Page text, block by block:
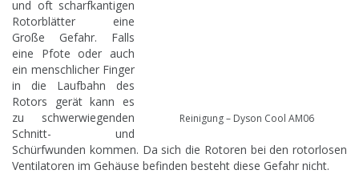
Reinigung – Dyson Cool AM06
und oft scharfkantigen
Rotorblätter eine
Große Gefahr. Falls
eine Pfote oder auch
ein menschlicher Finger
in die Laufbahn des
Rotors gerät kann es
zu schwerwiegenden
Schnitt- und
Schürfwunden kommen. Da sich die Rotoren bei den rotorlosen
Ventilatoren im Gehäuse befinden besteht diese Gefahr nicht.